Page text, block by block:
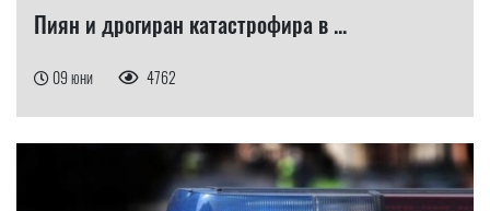
Пиян и дрогиран катастрофира в ...
09 юни 4762